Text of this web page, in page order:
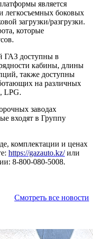
является
легкосъемных боковых
загрузки/разгрузки.
которые
ГАЗ доступны в
кабины, длины
также доступны
на различных
LPG.
заводах
входят в Группу
комплектации и ценах
https://gazauto.kz/или
8-800-080-5008.
Смотреть все новости